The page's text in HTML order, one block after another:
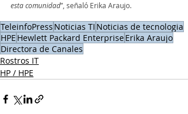
esta comunidad”, señaló Erika Araujo.
TeleinfoPress Noticias TI Noticias de tecnologia
HPE Hewlett Packard EnterpriseErika Araujo
Directora de Canales
Rostros IT
HP / HPE